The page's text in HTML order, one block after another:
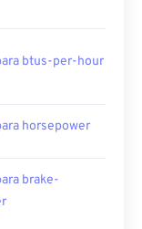
btus-per-hour
horsepower
brake-